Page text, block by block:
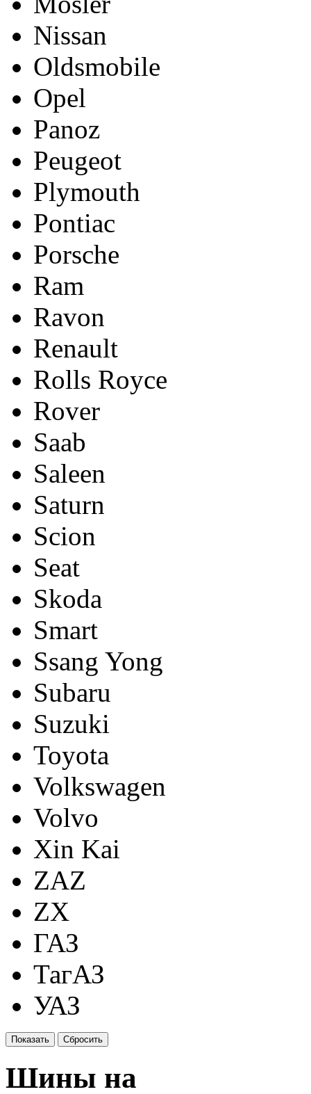
Nissan
Oldsmobile
Opel
Panoz
Peugeot
Plymouth
Pontiac
Porsche
Ram
Ravon
Renault
Rolls Royce
Rover
Saab
Saleen
Saturn
Scion
Seat
Skoda
Smart
Ssang Yong
Subaru
Suzuki
Toyota
Volkswagen
Volvo
Xin Kai
ZAZ
ZX
ГАЗ
ТагАЗ
УАЗ
Шины на